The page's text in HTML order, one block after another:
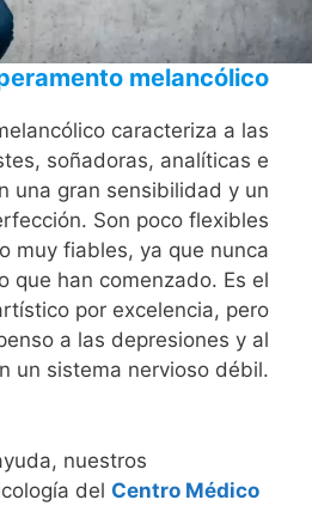
melancólico
caracteriza a las
soñadoras, analíticas e
una gran sensibilidad y un
Son poco flexibles
muy fiables, ya que nunca
que han comenzado. Es el
por excelencia, pero
a las depresiones y al
un sistema nervioso débil.
nuestros
del Centro Médico